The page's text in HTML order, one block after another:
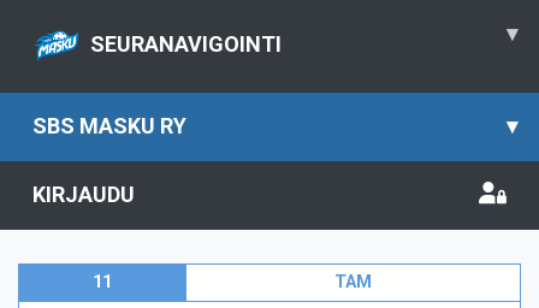
SEURANAVIGOINTI ▾
SBS MASKU RY ▾
KIRJAUDU
11 TAM